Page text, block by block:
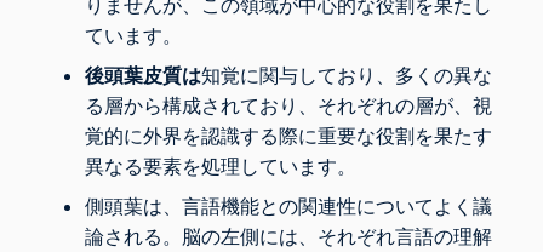
ています。
後頭葉皮質は知覚に関与しており、多くの異な
る層から構成されており、それぞれの層が、視
覚的に外界を認識する際に重要な役割を果たす
異なる要素を処理しています。
側頭葉は、言語機能との関連性についてよく議
論される。脳の左側には、それぞれ言語の理解